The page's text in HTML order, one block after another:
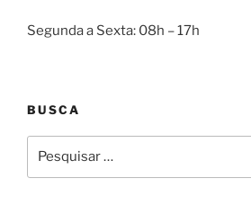
Segunda a Sexta: 08h – 17h
BUSCA
por: